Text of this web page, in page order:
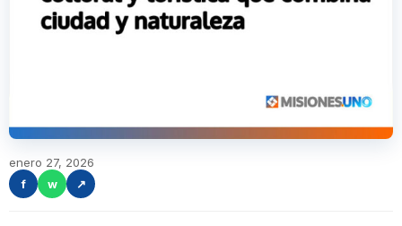
enero 27, 2026
f
w ↗